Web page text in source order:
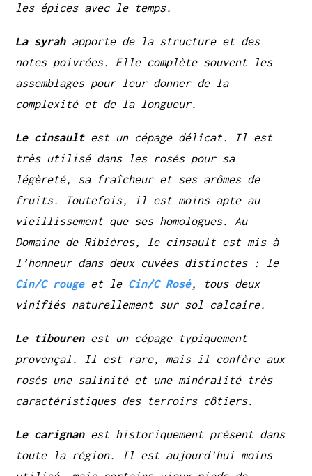
les épices avec le temps.
La syrahapporte de la structure et des
notes poivrées. Elle complète souvent les
assemblages pour leur donner de la
complexité et de la longueur.
Le cinsaultest un cépage délicat. Il est
très utilisé dans les rosés pour sa
légèreté, sa fraîcheur et ses arômes de
fruits. Toutefois, il est moins apte au
vieillissement que ses homologues. Au
Domaine de Ribières, le cinsault est mis à
l’honneur dans deux cuvées distinctes : le
Cin/C rougeet le Cin/C Rosé, tous deux
vinifiés naturellement sur sol calcaire.
Le tibourenest un cépage typiquement
provençal. Il est rare, mais il confère aux
rosés une salinité et une minéralité très
caractéristiques des terroirs côtiers.
Le carignanest historiquement présent dans
toute la région. Il est aujourd’hui moins